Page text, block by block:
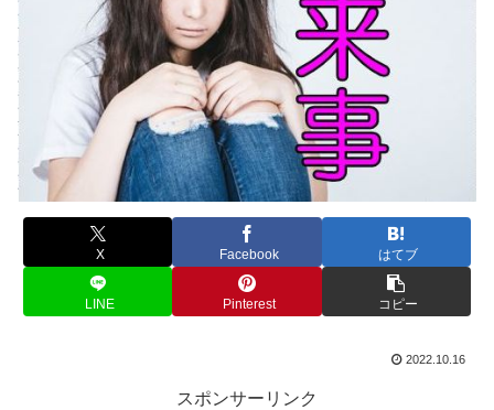
X Facebook はてブ
LINE Pinterest コピー
2022.10.16
スポンサーリンク